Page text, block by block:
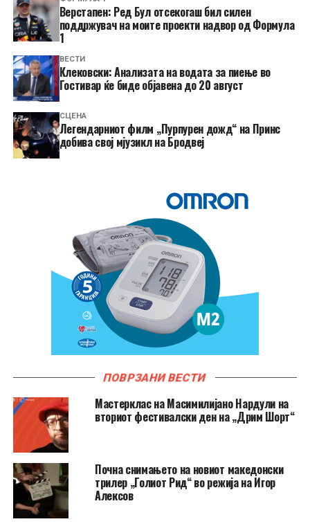
Верстапен: Ред Бул отсекогаш бил силен
поддржувач на моите проекти надвор од Формула
1
ВЕСТИ
Клековски: Анализата на водата за пиење во
Гостивар ќе биде објавена до 20 август
СЦЕНА
Легендарниот филм „Пурпурен дожд“ на Принс
добива свој мјузикл на Бродвеј
ПОВРЗАНИ ВЕСТИ
Мастерклас на Масимилијано Нардули на
вториот фестивалски ден на „Дрим Шорт“
Почна снимањето на новиот македонски
трилер „Голиот Рид“ во режија на Игор
Алексов